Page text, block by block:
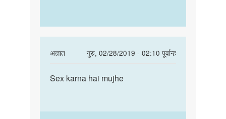
अज्ञात
गुरु, 02/28/2019 - 02:10 पूर्वान्ह
In
to
Karna
Sex
mujhe
Sex karna hai mujhe